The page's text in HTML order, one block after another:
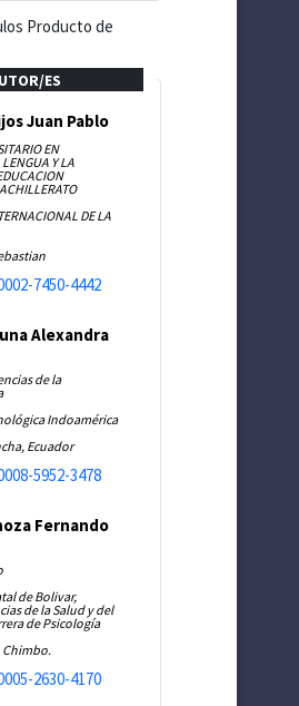
Producto de
ES
Juan Pablo
EN
Y LA
DE LA
7450-4442
Alexandra
de la
Indoamérica
Ecuador
5952-3478
Fernando
de Bolivar,
de la Salud y del
de Psicología
Chimbo.
2630-4170